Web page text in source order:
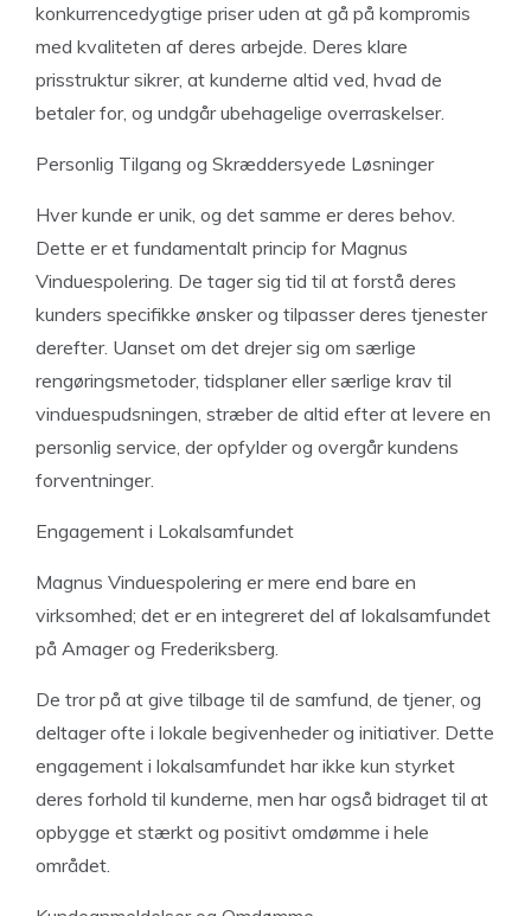
konkurrencedygtige priser uden at gå på kompromis
med kvaliteten af deres arbejde. Deres klare
prisstruktur sikrer, at kunderne altid ved, hvad de
betaler for, og undgår ubehagelige overraskelser.
Personlig Tilgang og Skræddersyede Løsninger
Hver kunde er unik, og det samme er deres behov.
Dette er et fundamentalt princip for Magnus
Vinduespolering. De tager sig tid til at forstå deres
kunders specifikke ønsker og tilpasser deres tjenester
derefter. Uanset om det drejer sig om særlige
rengøringsmetoder, tidsplaner eller særlige krav til
vinduespudsningen, stræber de altid efter at levere en
personlig service, der opfylder og overgår kundens
forventninger.
Engagement i Lokalsamfundet
Magnus Vinduespolering er mere end bare en
virksomhed; det er en integreret del af lokalsamfundet
på Amager og Frederiksberg.
De tror på at give tilbage til de samfund, de tjener, og
deltager ofte i lokale begivenheder og initiativer. Dette
engagement i lokalsamfundet har ikke kun styrket
deres forhold til kunderne, men har også bidraget til at
opbygge et stærkt og positivt omdømme i hele
området.